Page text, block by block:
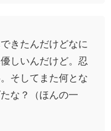
きたんだけどなに
しいんだけど。忍
そしてまた何とな
な？（ほんの一